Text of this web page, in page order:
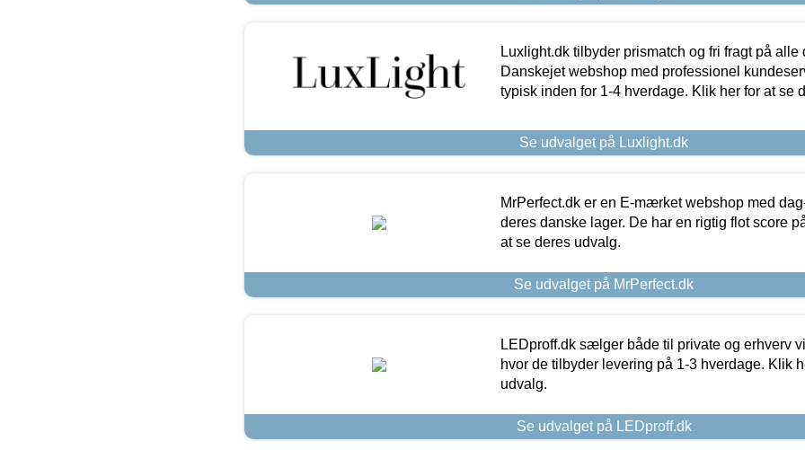
Luxlight.dk tilbyder prismatch og fri fragt på alle
Danskejet webshop med professionel
typisk inden for 1-4 hverdage. Klik her for at se
Se udvalget på Luxlight.dk
MrPerfect.dk er en E-mærket webshop med
deres danske lager. De har en rigtig flot score
at se deres udvalg.
Se udvalget på MrPerfect.dk
LEDproff.dk sælger både til private og erhverv
hvor de tilbyder levering på 1-3 hverdage. Klik
udvalg.
Se udvalget på LEDproff.dk